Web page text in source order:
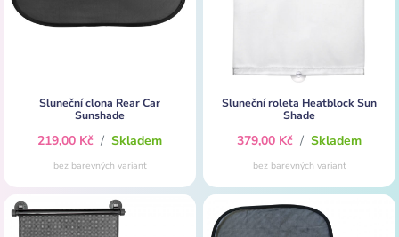
Sluneční clona Rear Car
Sunshade
219,00 Kč / Skladem
bez barevných variant
Sluneční roleta Heatblock Sun
Shade
379,00 Kč / Skladem
bez barevných variant